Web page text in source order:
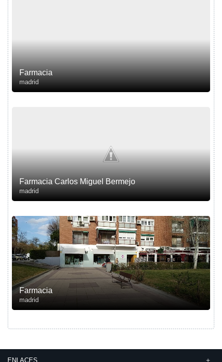
Farmacia
madrid
Farmacia Carlos Miguel Bermejo
madrid
Farmacia
madrid
ENLACES